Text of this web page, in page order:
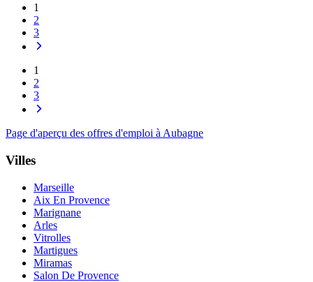
1
2
3
1
2
3
Page d'aperçu des offres d'emploi à Aubagne
Villes
Marseille
Aix En Provence
Marignane
Arles
Vitrolles
Martigues
Miramas
Salon De Provence